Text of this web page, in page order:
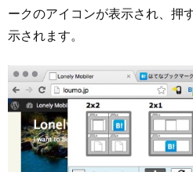
ークのアイコンが表示され、押
示されます。